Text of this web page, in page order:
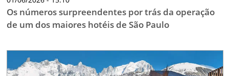
Os números surpreendentes por trás da operação
de um dos maiores hotéis de São Paulo